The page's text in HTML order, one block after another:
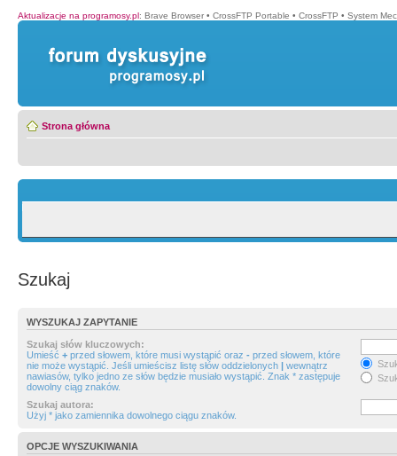
Aktualizacje na programosy.pl: Brave Browser • CrossFTP Portable • CrossFTP • System
Strona główna
Szukaj
WYSZUKAJ ZAPYTANIE
Szukaj słów kluczowych:
Umieść + przed słowem, które musi wystąpić oraz - przed słowem, które
nie może wystąpić. Jeśli umieścisz listę słów oddzielonych | wewnątrz
nawiasów, tylko jedno ze słów będzie musiało wystąpić. Znak * zastępuje
dowolny ciąg znaków.
Szukaj autora:
Użyj * jako zamiennika dowolnego ciągu znaków.
OPCJE WYSZUKIWANIA